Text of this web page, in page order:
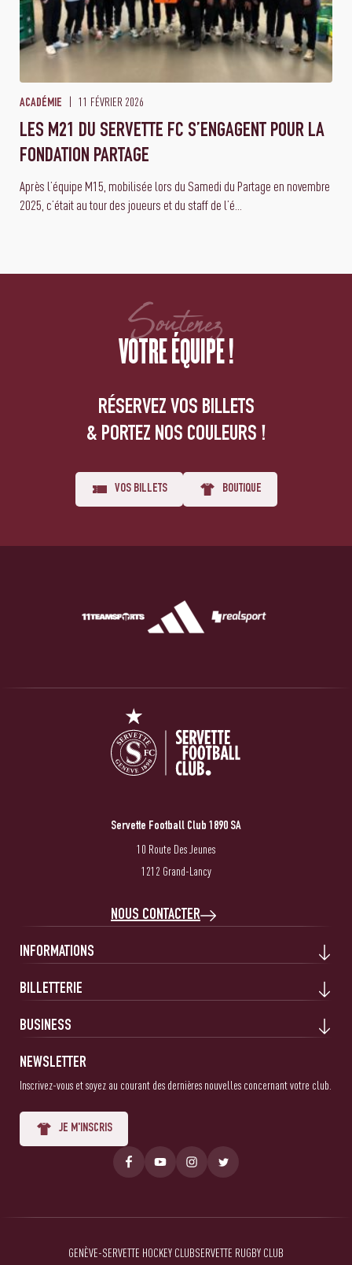
ACADÉMIE 11 FÉVRIER 2026
LES M21 DU SERVETTE FC S’ENGAGENT POUR LA
FONDATION PARTAGE
Après l’équipe M15, mobilisée lors du Samedi du Partage en novembre
2025, c’était au tour des joueurs et du staff de l’é...
Soutenez
VOTRE ÉQUIPE !
RÉSERVEZ VOS BILLETS
& PORTEZ NOS COULEURS !
VOS BILLETS BOUTIQUE
Servette Football Club 1890 SA
10 Route Des Jeunes
1212 Grand-Lancy
NOUS CONTACTER
INFORMATIONS
BILLETTERIE
BUSINESS
NEWSLETTER
Inscrivez-vous et soyez au courant des dernières nouvelles concernant votre club.
JE M'INSCRIS
GENÈVE-SERVETTE HOCKEY CLUBSERVETTE RUGBY CLUB